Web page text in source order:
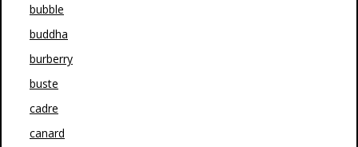
bubble
buddha
burberry
buste
cadre
canard